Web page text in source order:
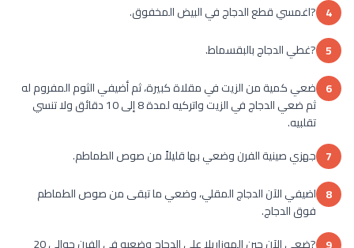
4 ?اغمسي قطع الدجاج في البيض المخفوق.
5 ?غطي الدجاج بالبقسماط.
6 ضعي كمية من الزيت في مقلاة كبيرة، ثم أضيفي الثوم المفروم له
ثم ضعي الدجاج في الزيت واتركيه لمدة 8 إلى 10 دقائق ولا تنسي
تقلبيه.
7 جهزي صينية الفرن وضعي بها قليلاً من صوص الطماطم.
8 اضيفي الآن الدجاج المقلي، وضعي ما تبقى من صوص الطماطم
فوق الدجاج.
?ضعي الآن جبن الموزاريلا على الدجاج وضعيه في الفرن حوالي 20